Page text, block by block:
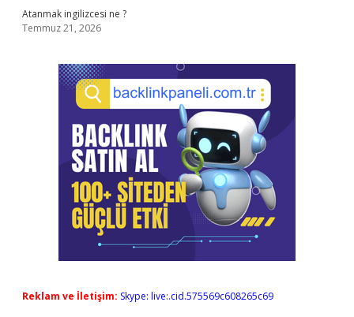
Atanmak ingilizcesi ne ?
Temmuz 21, 2026
Reklam ve İletişim: Skype: live:.cid.575569c608265c69